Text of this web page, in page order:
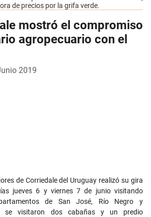
de precios por la grifa verde.
mostró el compromiso
agropecuario con el
2019
de Corriedale del Uruguay realizó su gira
jueves 6 y viernes 7 de junio visitando
de San José, Río Negro y
se visitaron dos cabañas y un predio